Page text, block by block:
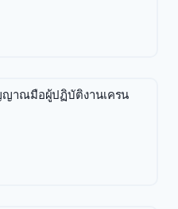
ญาณมือผู้ปฏิบัติงานเครน